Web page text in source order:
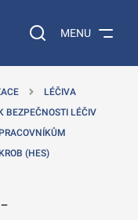
Vyhledávání na
MENU
LÉČIVA
BEZPEČNOSTI LÉČIV
(HES)